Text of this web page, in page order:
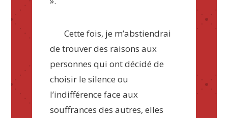
Cette fois, je m’abstiendrai
de trouver des raisons aux
personnes qui ont décidé de
choisir le silence ou
l’indifférence face aux
souffrances des autres, elles